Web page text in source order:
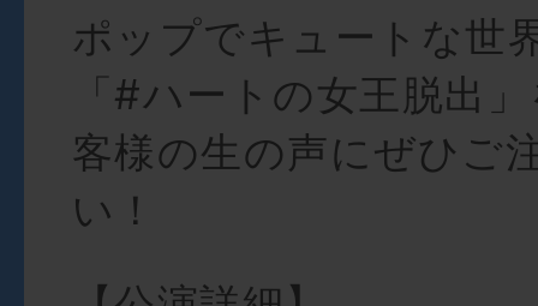
ポップでキュートな世
「#ハートの女王脱出
客様の生の声にぜひご
い！